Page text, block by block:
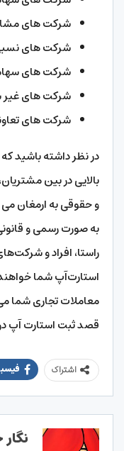
شرکت های
شرکت های
شرکت های
شرکت های غیر
شرکت های
در نظر داشته باشید
بالایی در بین
و حقوقی به ارمغان می
به صورت رسمی و
راستا، افراد و
استارت‌آپ شما
معاملات تجاری شما
قصد ثبت استارت آپ
اشتراک